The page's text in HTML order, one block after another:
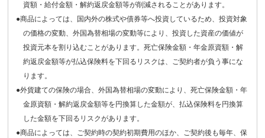
資額・給付金額・解約返戻金額等が削減されることがあります。
●商品によっては、国内外の株式や債券等へ投資しているため、投資対象
の価格の変動、外国為替相場の変動等により、投資した資産の価値が
投資元本を割り込むことがあります。死亡保険金額・年金原資額・解
約返戻金額等が払込保険料を下回るリスクは、ご契約者が負う事にな
ります。
●外貨建ての保険の場合、外国為替相場の変動により、死亡保険金額・年
金原資額・解約返戻金額等を円換算した金額が、払込保険料を円換算
した金額を下回るリスクがあります。
●商品によっては、ご契約時の契約初期費用のほか、ご契約後も毎年、保